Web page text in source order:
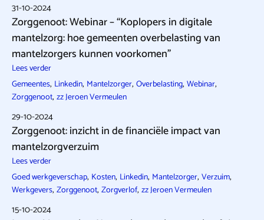
31-10-2024
Zorggenoot: Webinar – “Koplopers in digitale
mantelzorg: hoe gemeenten overbelasting van
mantelzorgers kunnen voorkomen”
Lees verder
Gemeentes, Linkedin, Mantelzorger, Overbelasting, Webinar,
Zorggenoot, zz Jeroen Vermeulen
29-10-2024
Zorggenoot: inzicht in de financiële impact van
mantelzorgverzuim
Lees verder
Goed werkgeverschap, Kosten, Linkedin, Mantelzorger, Verzuim,
Werkgevers, Zorggenoot, Zorgverlof, zz Jeroen Vermeulen
15-10-2024